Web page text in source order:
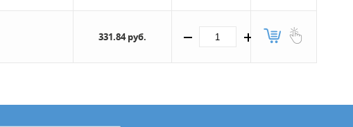
331.84 руб.